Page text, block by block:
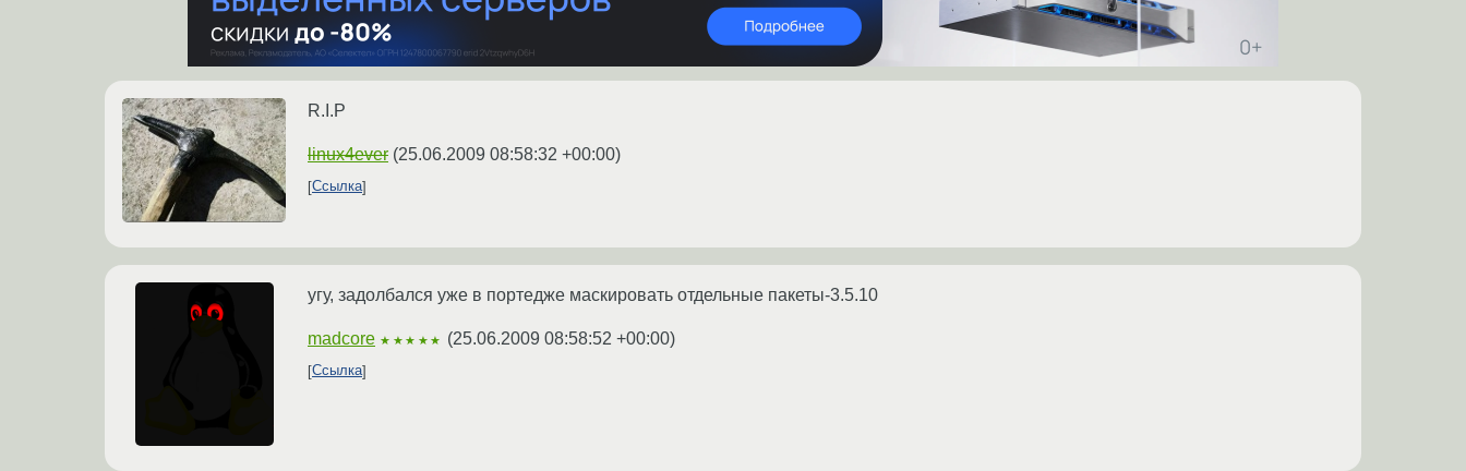
R.I.P
linux4ever (25.06.2009 08:58:32 +00:00)
Ссылка
угу, задолбался уже в портедже маскировать отдельные пакеты-3.5.10
madcore ★★★★★ (25.06.2009 08:58:52 +00:00)
Ссылка